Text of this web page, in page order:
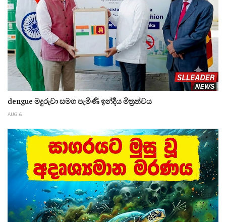
dengue මදුරුවා සමග පැමිණි ඉන්දීය මිත්‍රත්වය
AUG 6